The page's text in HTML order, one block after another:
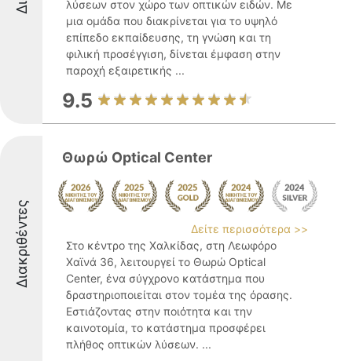
λύσεων στον χώρο των οπτικών ειδών. Με
μια ομάδα που διακρίνεται για το υψηλό
επίπεδο εκπαίδευσης, τη γνώση και τη
φιλική προσέγγιση, δίνεται έμφαση στην
παροχή εξαιρετικής ...
9.5
Διακριθέντες
Θωρώ Optical Center
Δείτε περισσότερα >>
Στο κέντρο της Χαλκίδας, στη Λεωφόρο
Χαϊνά 36, λειτουργεί το Θωρώ Optical
Center, ένα σύγχρονο κατάστημα που
δραστηριοποιείται στον τομέα της όρασης.
Εστιάζοντας στην ποιότητα και την
καινοτομία, το κατάστημα προσφέρει
πλήθος οπτικών λύσεων. ...